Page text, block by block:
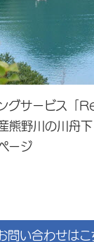
グサービス「
熊野川の川舟
ージ
問い合わせはこ